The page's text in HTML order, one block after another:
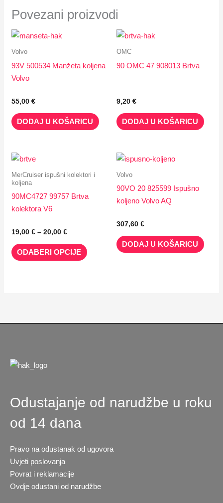
Povezani proizvodi
Volvo
93V 500534 Manžeta koljena
Volvo
55,00€
DODAJ U KOŠARICU
OMC
90 OMC 47 908013 Brtva
9,20 €
DODAJ U KOŠARICU
MerCruiser ispušni kolektori i
koljena
90MC4727 99757 Brtva
kolektora V6
19,00€ – 20,00€
od
20,00 €
ODABERI OPCIJE
proizvod
više
odabrati
Volvo
90VO 20 825599 Ispušno
koljeno Volvo AQ
307,60 €
DODAJ U KOŠARICU
Odustajanje od narudžbe u roku
od 14 dana
Pravo na odustanak od ugovora
Uvjeti poslovanja
Povrat i reklamacije
Ovdje odustani od narudžbe